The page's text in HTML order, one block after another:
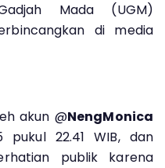
Mada (UGM)
di media
akun @NengMonica
22.41 WIB, dan
publik karena